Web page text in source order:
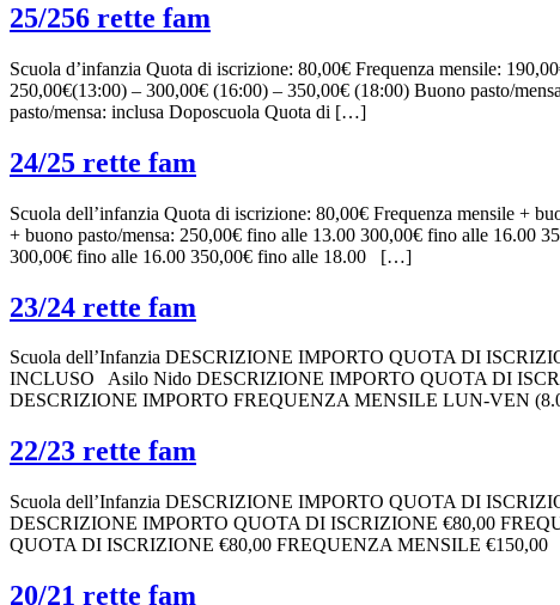
25/256 rette fam
Scuola d’infanzia Quota di iscrizione: 80,00€ Frequenza mensile:
250,00€(13:00) – 300,00€ (16:00) – 350,00€ (18:00) Buono pasto/
pasto/mensa: inclusa Doposcuola Quota di […]
24/25 rette fam
Scuola dell’infanzia Quota di iscrizione: 80,00€ Frequenza mensile +
+ buono pasto/mensa: 250,00€ fino alle 13.00 300,00€ fino alle 16.00
300,00€ fino alle 16.00 350,00€ fino alle 18.00 […]
23/24 rette fam
Scuola dell’Infanzia DESCRIZIONE IMPORTO QUOTA DI
INCLUSO Asilo Nido DESCRIZIONE IMPORTO QUOTA DI
DESCRIZIONE IMPORTO FREQUENZA MENSILE LUN-VEN
22/23 rette fam
Scuola dell’Infanzia DESCRIZIONE IMPORTO QUOTA DI
DESCRIZIONE IMPORTO QUOTA DI ISCRIZIONE €80,00
QUOTA DI ISCRIZIONE €80,00 FREQUENZA MENSILE €150,00
20/21 rette fam